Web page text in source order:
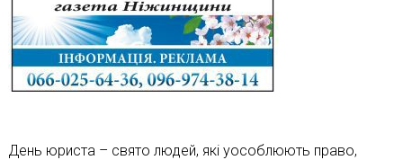
День юриста – свято людей, які уособлюють право,